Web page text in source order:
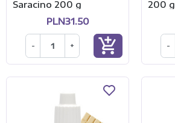
Saracino 200 g
PLN31.50
- + add_shopping_cart
200 g
-